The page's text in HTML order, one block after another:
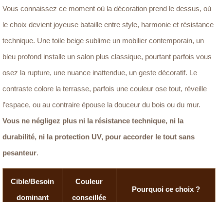
Vous connaissez ce moment où la décoration prend le dessus, où
le choix devient joyeuse bataille entre style, harmonie et résistance
technique. Une toile beige sublime un mobilier contemporain, un
bleu profond installe un salon plus classique, pourtant parfois vous
osez la rupture, une nuance inattendue, un geste décoratif. Le
contraste colore la terrasse, parfois une couleur ose tout, réveille
l’espace, ou au contraire épouse la douceur du bois ou du mur.
Vous ne négligez plus ni la résistance technique, ni la
durabilité, ni la protection UV, pour accorder le tout sans
pesanteur.
Cible/Besoin
dominant
Couleur
conseillée
Pourquoi ce choix ?